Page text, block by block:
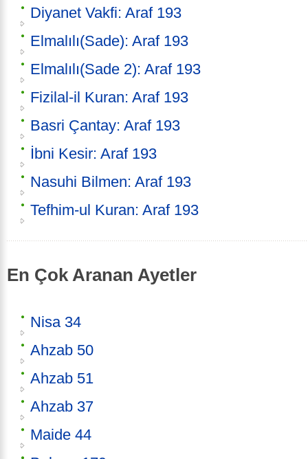
Diyanet Vakfi: Araf 193
Elmalılı(Sade): Araf 193
Elmalılı(Sade 2): Araf 193
Fizilal-il Kuran: Araf 193
Basri Çantay: Araf 193
İbni Kesir: Araf 193
Nasuhi Bilmen: Araf 193
Tefhim-ul Kuran: Araf 193
En Çok Aranan Ayetler
Nisa 34
Ahzab 50
Ahzab 51
Ahzab 37
Maide 44